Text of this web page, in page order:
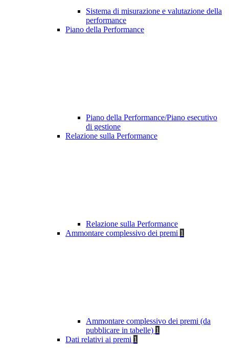
Sistema di misurazione e valutazione della
performance
Piano della Performance
Piano della Performance/Piano esecutivo
di gestione
Relazione sulla Performance
Relazione sulla Performance
Ammontare complessivo dei premi 1
Ammontare complessivo dei premi (da
pubblicare in tabelle) 1
Dati relativi ai premi 1